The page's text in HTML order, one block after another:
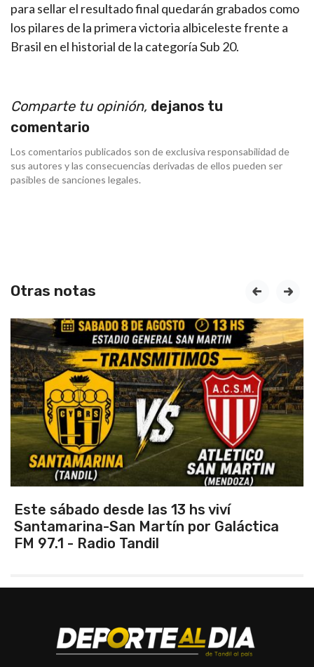
para sellar el resultado final quedarán grabados como
los pilares de la primera victoria albiceleste frente a
Brasil en el historial de la categoría Sub 20.
Comparte tu opinión, dejanos tu
comentario
Los comentarios publicados son de exclusiva responsabilidad de
sus autores y las consecuencias derivadas de ellos pueden ser
pasibles de sanciones legales.
Otras notas
Vuelve el torneo oficial de hockey
prev next